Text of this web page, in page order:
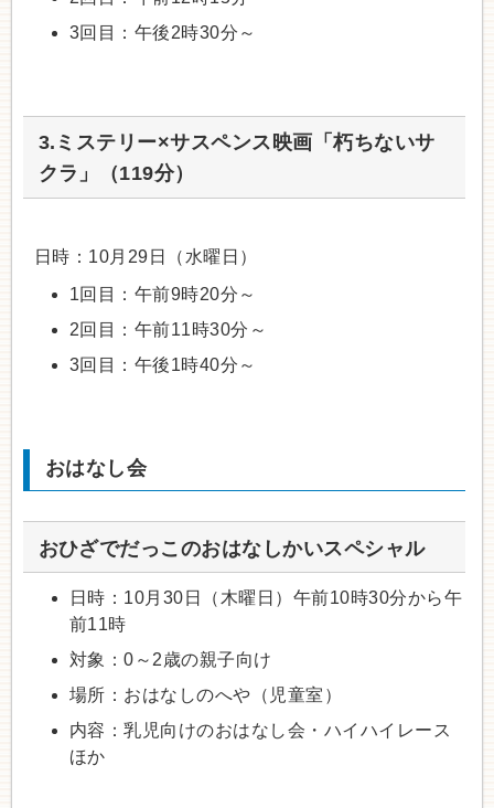
3回目：午後2時30分～
3.ミステリー×サスペンス映画「朽ちないサ
クラ」（119分）
日時：10月29日（水曜日）
1回目：午前9時20分～
2回目：午前11時30分～
3回目：午後1時40分～
おはなし会
おひざでだっこのおはなしかいスペシャル
日時：10月30日（木曜日）午前10時30分から午
前11時
対象：0～2歳の親子向け
場所：おはなしのへや（児童室）
内容：乳児向けのおはなし会・ハイハイレース
ほか